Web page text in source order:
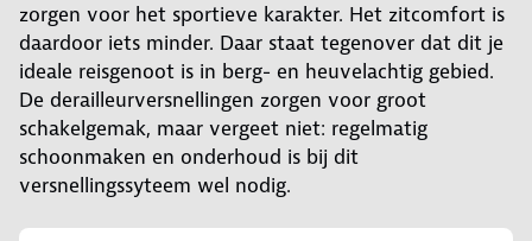
zorgen voor het sportieve karakter. Het zitcomfort is
daardoor iets minder. Daar staat tegenover dat dit je
ideale reisgenoot is in berg- en heuvelachtig gebied.
De derailleurversnellingen zorgen voor groot
schakelgemak, maar vergeet niet: regelmatig
schoonmaken en onderhoud is bij dit
versnellingssyteem wel nodig.